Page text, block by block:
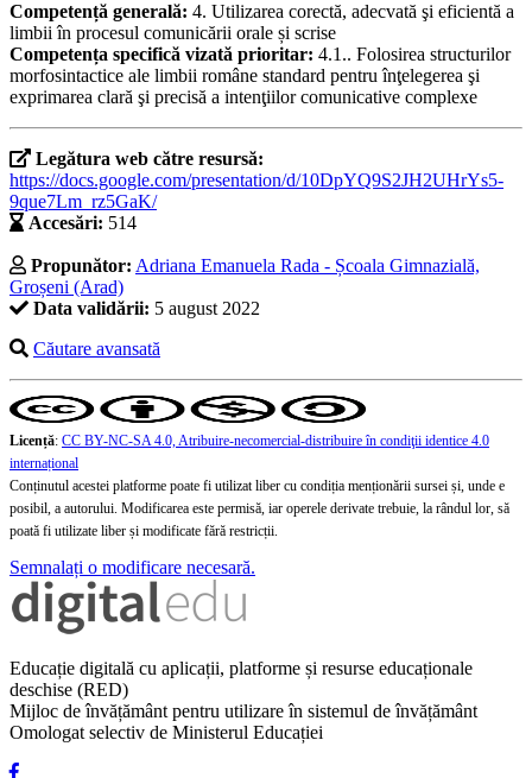
Competență generală: 4. Utilizarea corectă, adecvată şi eficientă a
limbii în procesul comunicării orale și scrise
Competența specifică vizată prioritar: 4.1.. Folosirea structurilor
morfosintactice ale limbii române standard pentru înţelegerea şi
exprimarea clară şi precisă a intenţiilor comunicative complexe
Legătura web către resursă:
https://docs.google.com/presentation/d/10DpYQ9S2JH2UHrYs5-
9que7Lm_rz5GaK/
Accesări: 514
Propunător: Adriana Emanuela Rada - Școala Gimnazială,
Groșeni (Arad)
Data validării: 5 august 2022
Căutare avansată
Licență: CC BY-NC-SA 4.0, Atribuire-necomercial-distribuire în condiţii identice 4.0
internațional
Conținutul acestei platforme poate fi utilizat liber cu condiția menționării sursei și, unde e
posibil, a autorului. Modificarea este permisă, iar operele derivate trebuie, la rândul lor, să
poată fi utilizate liber și modificate fără restricții.
Semnalați o modificare necesară.
Educație digitală cu aplicații, platforme și resurse educaționale
deschise (RED)
Mijloc de învățământ pentru utilizare în sistemul de învățământ
Omologat selectiv de Ministerul Educației